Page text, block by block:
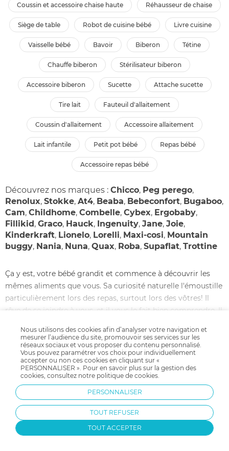
coussin et accessoire chaise haute réhausseur de chaise
siège de table robot de cuisine bébé livre cuisine
vaisselle bébé bavoir biberon tétine
chauffe biberon stérilisateur biberon
accessoire biberon sucette attache sucette
tire lait fauteuil d'allaitement
coussin d'allaitement accessoire allaitement
lait infantile petit pot bébé repas bébé
accessoire repas bébé
Découvrez nos marques : Chicco, Peg perego,
Renolux, Stokke, At4, Beaba, Bebeconfort, Bugaboo,
Cam, Childhome, Combelle, Cybex, Ergobaby,
Fillikid, Graco, Hauck, Ingenuity, Jane, Joie,
Kinderkraft, Lionelo, Lorelli, Maxi-cosi, Mountain
buggy, Nania, Nuna, Quax, Roba, Supaflat, Trottine
Ça y est, votre bébé grandit et commence à découvrir les
mêmes aliments que vous. Sa curiosité naturelle l'émoustille
particulièrement lors des repas, surtout lors des vôtres! Il
rêve de se joindre à vous, et il vous le fait bien comprendre. Il
familiaux autour de la même table. Pour éviter de vous
transformer en contorsionniste, et aussi pour ne pas porter
votre jeune enfant sur les genoux, utiliser une chaise haute
pour bébé est vivement recommandé. Les fabricants
débordent d'imagination pour nous proposer des chaises
hautes évolutives pas cher de plus en plus pratiques et
design. Notre équipe spécialisée est allée rechercher les
meilleures chaises hautes bébé, et nous pouvons vous les
proposer aux prix les plus accessibles. Cette large gamme de
LIRE LA SUITE
Nous utilisons des cookies afin d’analyser votre navigation et
mesurer l’audience du site, promouvoir ses services sur les
réseaux sociaux et vous proposer du contenu personnalisé.
Vous pouvez paramétrer vos choix pour individuellement
accepter ou non ces cookies en cliquant sur «
PERSONNALISER ». Pour en savoir plus sur la gestion des
cookies, consultez notre politique de cookies.
PERSONNALISER
TOUT REFUSER
TOUT ACCEPTER